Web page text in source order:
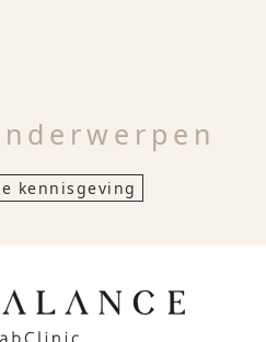
kennisgeving